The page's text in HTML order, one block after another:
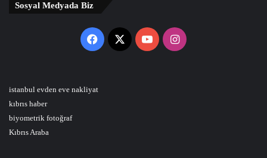
Sosyal Medyada Biz
Facebook
X YouTubeInstagram
istanbul evden eve nakliyat
kıbrıs haber
biyometrik fotoğraf
Kıbrıs Araba